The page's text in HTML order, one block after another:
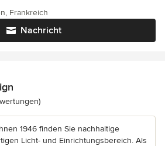
Nachricht
Frankreich
5 von 5 Sternen
1946 finden Sie nachhaltige
Licht- und Einrichtungsbereich. Als